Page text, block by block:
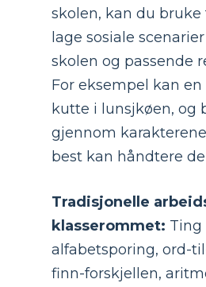
skolen, kan du
lage sosiale
skolen og passende
For eksempel kan
kutte i lunsjkøen, og
gjennom
best kan håndtere
Tradisjonelle
klasserommet: Ting
alfabetsporing, ord-
finn-forskjellen,